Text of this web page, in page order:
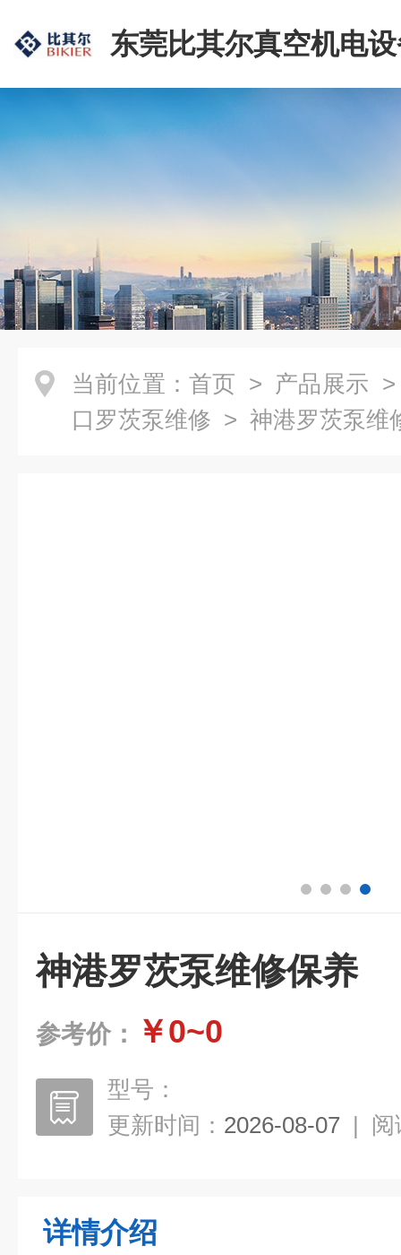
东莞比其尔真空机电
公司
当前位置： 首页 > 产品展示
口罗茨泵维修 > 神港罗茨泵维
神港罗茨泵维修保养
参考价： ￥0~0
型号：
更新时间： 2026-08-07 | 阅
详情介绍